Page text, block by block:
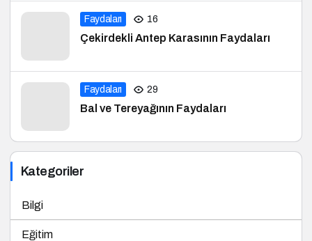
Faydaları 16
Çekirdekli Antep Karasının Faydaları
Faydaları 29
Bal ve Tereyağının Faydaları
Kategoriler
Bilgi
Eğitim